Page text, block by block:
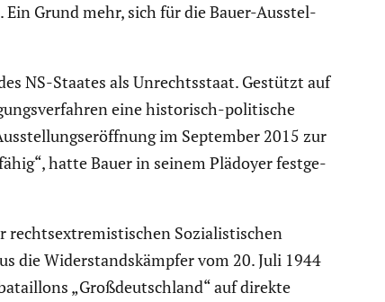
Ein Grund mehr, sich für die Bauer-Ausstel­
NS-Staates als Unrechts­staat. Gestützt auf
eine histo­risch-politi­sche
im September 2015 zur
hatte Bauer in seinem Plädoyer festge­
rechts­extre­mis­ti­schen Sozia­lis­ti­schen
die Wider­stands­kämpfer vom 20. Juli 1944
„Großdeutsch­land“ auf direkte